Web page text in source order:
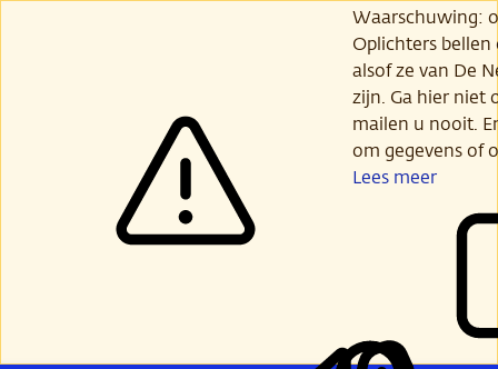
Waarschuwing:
Oplichters
alsof ze van De
zijn. Ga hier niet
mailen u nooit.
om gegevens of
Lees meer